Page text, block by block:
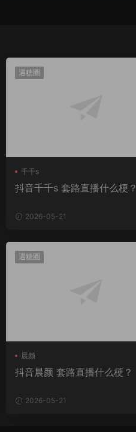
遇糖圈
千千s
抖音千千s 套路直播什么梗？
2026-05-21
遇糖圈
晨颜
抖音晨颜 套路直播什么梗？
2026-05-21